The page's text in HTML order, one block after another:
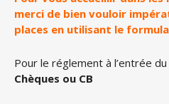
merci de bien vouloir
places en utilisant le
Pour le réglement à l’entrée
Chèques ou CB